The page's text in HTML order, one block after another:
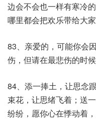
边会不会也一样有寒冷
哪里都会把欢乐带给大
83、亲爱的，可能你会
伤，但请在最悲伤的时候
84、添一捧土，让思念
束花，让思绪飞着；送
纷纷，愿你心在悸动着